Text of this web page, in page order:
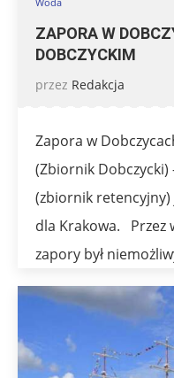
ZAPORA W
DOBCZYCKIM
przez Redakcja
Zapora w
(Zbiornik
(zbiornik
dla Krakowa. Przez
zapory był